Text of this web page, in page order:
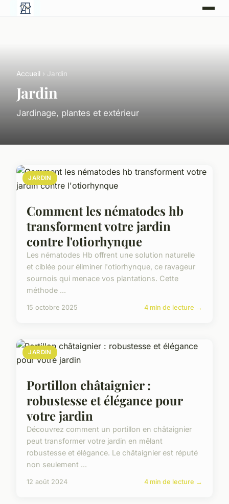
Accueil › Jardin
Jardin
Jardinage, plantes et extérieur
JARDIN
Comment les nématodes hb
transforment votre jardin
contre l'otiorhynque
Les nématodes Hb offrent une solution naturelle
et ciblée pour éliminer l'otiorhynque, ce ravageur
sournois qui menace vos plantations. Cette
méthode ...
15 octobre 2025 4 min de lecture →
JARDIN
Portillon châtaignier :
robustesse et élégance pour
votre jardin
Découvrez comment un portillon en châtaignier
peut transformer votre jardin en mêlant
robustesse et élégance. Le châtaignier est réputé
non seulement ...
12 août 2024 4 min de lecture →